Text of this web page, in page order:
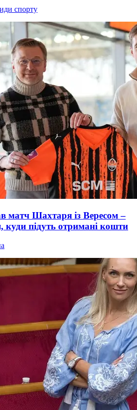
спорту
матч Шахтаря із Вересом –
куди підуть отримані кошти